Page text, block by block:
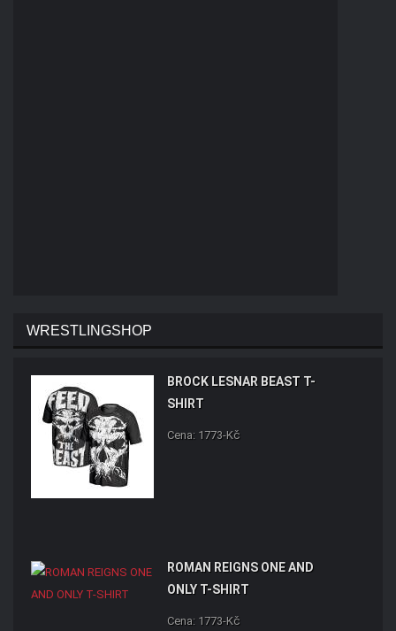
WRESTLINGSHOP
BROCK LESNAR BEAST T-
SHIRT
Cena: 1773-Kč
ROMAN REIGNS ONE AND
ONLY T-SHIRT
Cena: 1773-Kč